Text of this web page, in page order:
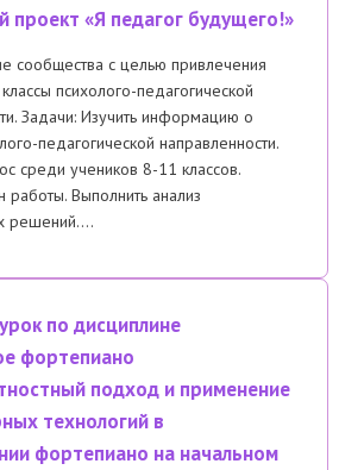
проект «Я педагог будущего!»
сообщества с целью привлечения
психолого-педагогической
Задачи: Изучить информацию о
педагогической направленности.
среди учеников 8-11 классов.
работы. Выполнить анализ
решений….
по дисциплине
фортепиано
подход и применение
технологий в
фортепиано на начальном